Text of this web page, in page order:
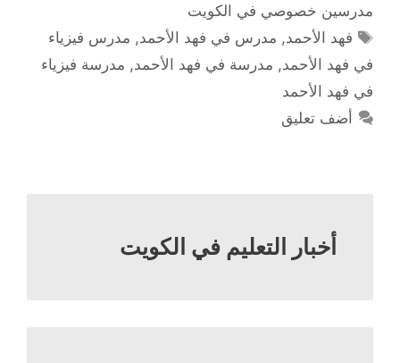
مدرسين خصوصي في الكويت
الوسوم
فهد الأحمد, مدرس في فهد الأحمد, مدرس فيزياء
في فهد الأحمد, مدرسة في فهد الأحمد, مدرسة فيزياء
في فهد الأحمد
أضف تعليق
أخبار التعليم في الكويت